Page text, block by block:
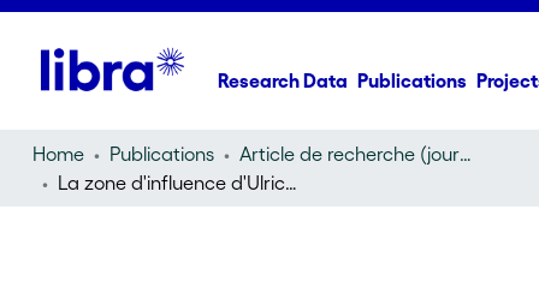
Research Data Publications
Home Publications
Article de recherche (journal article)
La zone d'influence d'Ulric II dans l'Arc jurassien et la genèse du Comté de Neuchâtel (1140-1191)